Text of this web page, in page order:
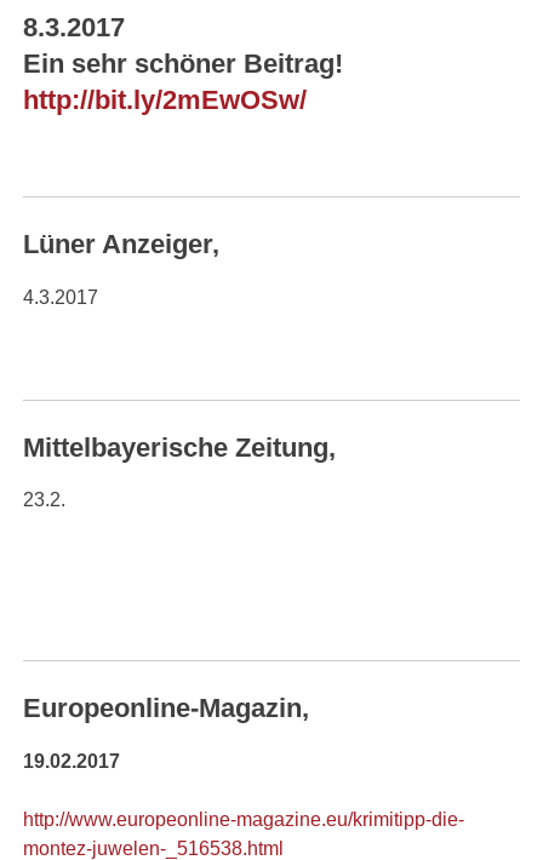
8.3.2017
Ein sehr schöner Beitrag!
http://bit.ly/2mEwOSw/
Lüner Anzeiger,
4.3.2017
Mittelbayerische Zeitung,
23.2.
Europeonline-Magazin,
19.02.2017
http://www.europeonline-magazine.eu/krimitipp-die-
montez-juwelen-_516538.html